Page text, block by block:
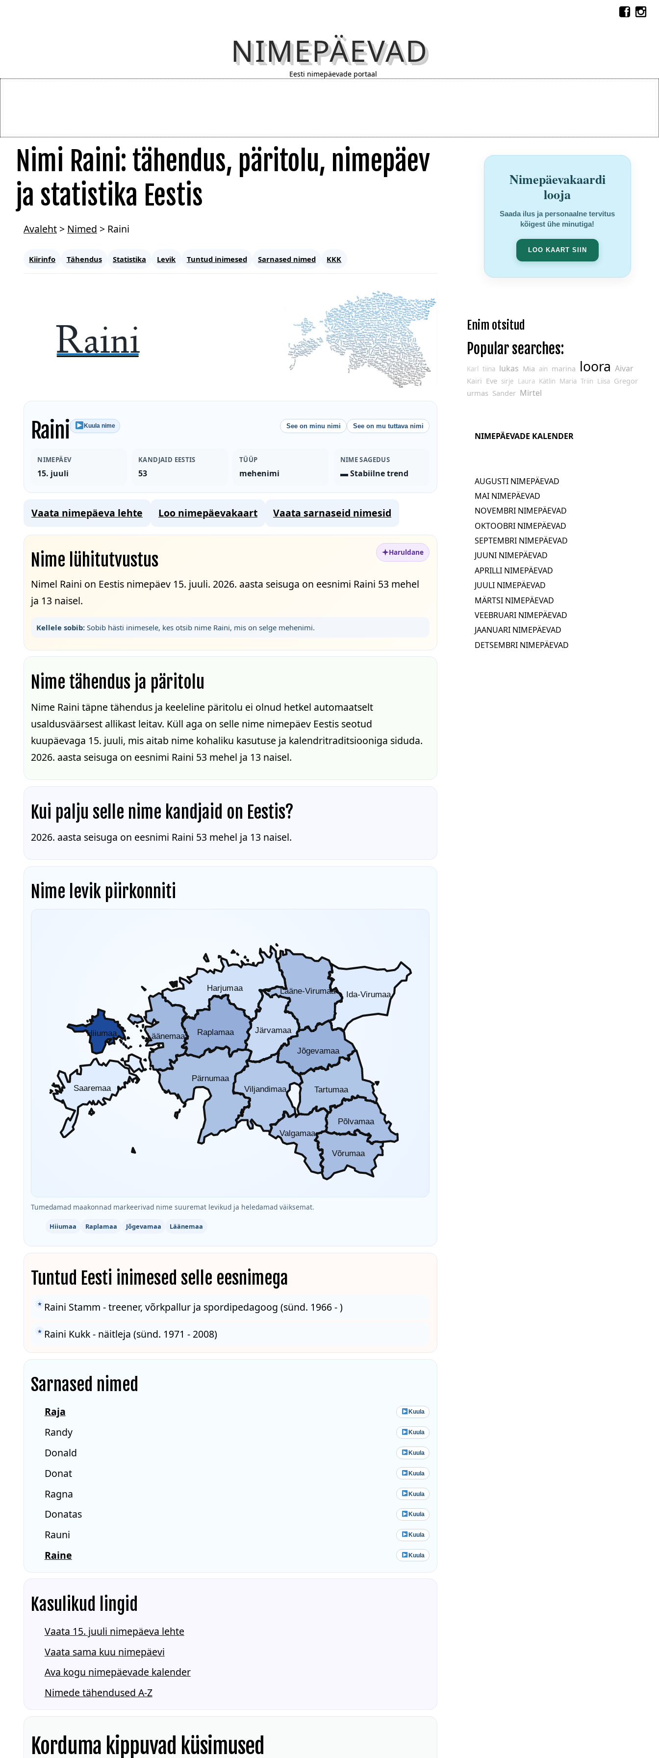
NIMEPÄEVAD
Eesti nimepäevade portaal
Nimi Raini: tähendus, päritolu, nimepäev
ja statistika Eestis
Avaleht > Nimed > Raini
Kiirinfo Tähendus Statistika Levik Tuntud inimesed Sarnased nimed KKK
Raini Kuula nime See on minu nimi See on mu tuttava nimi
NIMEPÄEV
15. juuli
KANDJAID EESTIS
53
TÜÜP
mehenimi
NIME SAGEDUS
▬ Stabiilne trend
Vaata nimepäeva lehte Loo nimepäevakaart Vaata sarnaseid nimesid
Nime lühitutvustus Haruldane
Nimel Raini on Eestis nimepäev 15. juuli. 2026. aasta seisuga on eesnimi Raini 53 mehel
ja 13 naisel.
Kellele sobib:Sobib hästi inimesele, kes otsib nime Raini, mis on selge mehenimi.
Nime tähendus ja päritolu
Nime Raini täpne tähendus ja keeleline päritolu ei olnud hetkel automaatselt
usaldusväärsest allikast leitav. Küll aga on selle nime nimepäev Eestis seotud
kuupäevaga 15. juuli, mis aitab nime kohaliku kasutuse ja kalendritraditsiooniga siduda.
2026. aasta seisuga on eesnimi Raini 53 mehel ja 13 naisel.
Kui palju selle nime kandjaid on Eestis?
2026. aasta seisuga on eesnimi Raini 53 mehel ja 13 naisel.
Nime levik piirkonniti
Hiiumaa
Saaremaa
Pärnumaa
Läänemaa Raplamaa
Harjumaa Lääne-Virumaa Ida-Virumaa
Järvamaa
Jõgevamaa
Viljandimaa Tartumaa
Põlvamaa
Võrumaa
Valgamaa
Tumedamad maakonnad markeerivad nime suuremat levikud ja heledamad väiksemat.
Hiiumaa Raplamaa Jõgevamaa Läänemaa
Tuntud Eesti inimesed selle eesnimega
★ Raini Stamm - treener, võrkpallur ja spordipedagoog (sünd. 1966 - )
★ Raini Kukk - näitleja (sünd. 1971 - 2008)
Sarnased nimed
Raja Kuula
Randy Kuula
Donald Kuula
Donat Kuula
Ragna Kuula
Donatas Kuula
Rauni Kuula
Raine Kuula
Kasulikud lingid
Vaata 15. juuli nimepäeva lehte
Vaata sama kuu nimepäevi
Ava kogu nimepäevade kalender
Nimede tähendused A-Z
Korduma kippuvad küsimused
Nimepäevakaardi
looja
Saada ilus ja personaalne tervitus
kõigest ühe minutiga!
LOO KAART SIIN
Enim otsitud
Popular searches:
Karl tiina lukas Mia ain marina loora Aivar
Kairi Eve sirje Laura Kätlin Maria Triin Liisa Gregor
urmas Sander Mirtel
NIMEPÄEVADE KALENDER
AUGUSTI NIMEPÄEVAD
MAI NIMEPÄEVAD
NOVEMBRI NIMEPÄEVAD
OKTOOBRI NIMEPÄEVAD
SEPTEMBRI NIMEPÄEVAD
JUUNI NIMEPÄEVAD
APRILLI NIMEPÄEVAD
JUULI NIMEPÄEVAD
MÄRTSI NIMEPÄEVAD
VEEBRUARI NIMEPÄEVAD
JAANUARI NIMEPÄEVAD
DETSEMBRI NIMEPÄEVAD